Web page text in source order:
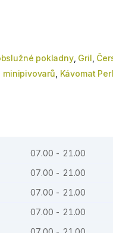
pokladny, Gril
minipivovarů Kávomat
07.00 - 21.00
07.00 - 21.00
07.00 - 21.00
07.00 - 21.00